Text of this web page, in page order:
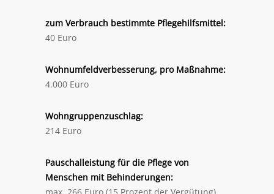
zum Verbrauch bestimmte Pflegehilfsmittel:
40 Euro
Wohnumfeldverbesserung, pro Maßnahme:
4.000 Euro
Wohngruppenzuschlag:
214 Euro
Pauschalleistung für die Pflege von
Menschen mit Behinderungen: